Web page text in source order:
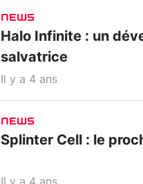
NEWS
Halo Infinite : un
salvatrice
Il y a 4 ans
NEWS
Splinter Cell : le